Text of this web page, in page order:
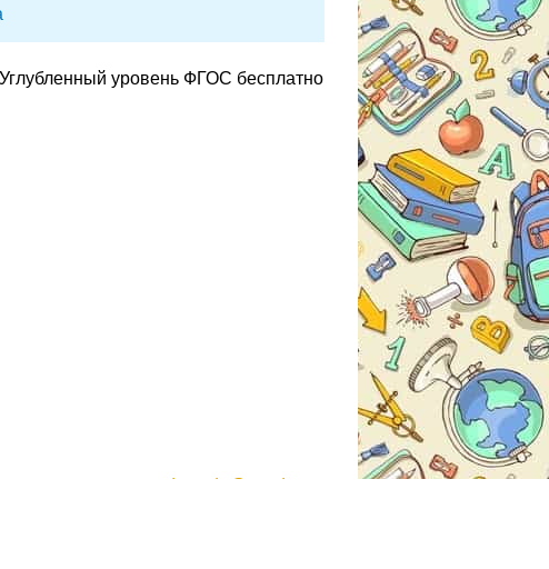
уровень ФГОС бесплатно
gdzmoda@yandex.ru